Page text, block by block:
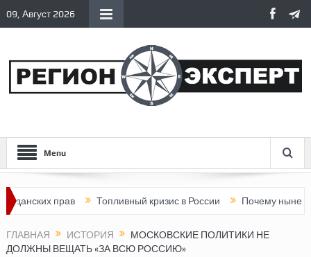
09, Август 2026
Menu
прав Топливный кризис в России Почему нынешняя
ГЛАВНАЯ ИСТОРИЯ
МОСКОВСКИЕ ПОЛИТИКИ НЕ
ДОЛЖНЫ ВЕЩАТЬ «ЗА ВСЮ РОССИЮ»